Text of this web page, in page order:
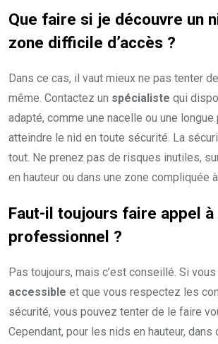
Que faire si je découvre un
zone difficile d’accès ?
Dans ce cas, il vaut mieux ne pas tenter
même. Contactez un spécialiste qui
adapté, comme une nacelle ou une longue
atteindre le nid en toute sécurité. La
tout. Ne prenez pas de risques inutiles,
en hauteur ou dans une zone compliquée
Faut-il toujours faire appel à
professionnel ?
Pas toujours, mais c’est conseillé. Si vous
accessible et que vous respectez les
sécurité, vous pouvez tenter de le faire
Cependant, pour les nids en hauteur,